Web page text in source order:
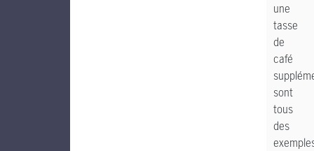
une
tasse
de
café
sont
tous
des